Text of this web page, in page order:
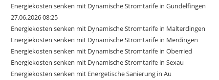
Energiekosten senken mit Dynamische Stromtarife in Gundelfingen
27.06.2026 08:25
Energiekosten senken mit Dynamische Stromtarife in Malterdingen
Energiekosten senken mit Dynamische Stromtarife in Merdingen
Energiekosten senken mit Dynamische Stromtarife in Oberried
Energiekosten senken mit Dynamische Stromtarife in Sexau
Energiekosten senken mit Energetische Sanierung in Au